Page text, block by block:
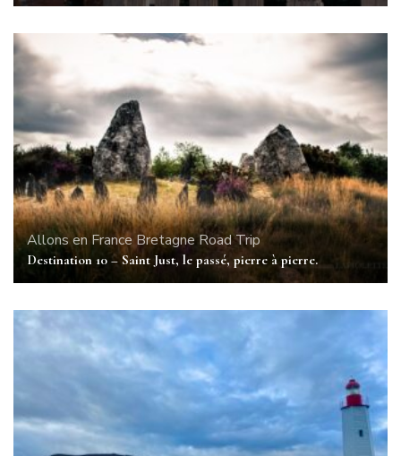
Allons en France Bretagne Road Trip
Destination 10 – Saint Just, le passé, pierre à pierre.